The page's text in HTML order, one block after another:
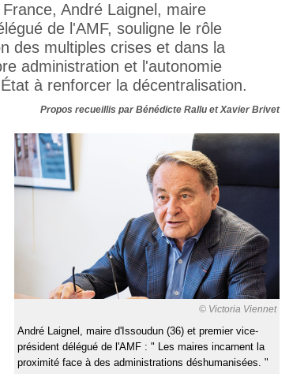
André Laignel, maire
de l'AMF, souligne le rôle
des multiples crises et dans la
administration et l'autonomie
à renforcer la décentralisation.
Propos recueillis par Bénédicte Rallu et Xavier Brivet
© Victoria Viennet
André Laignel, maire d'Issoudun (36) et premier vice-
président délégué de l'AMF : " Les maires incarnent la
proximité face à des administrations déshumanisées. "